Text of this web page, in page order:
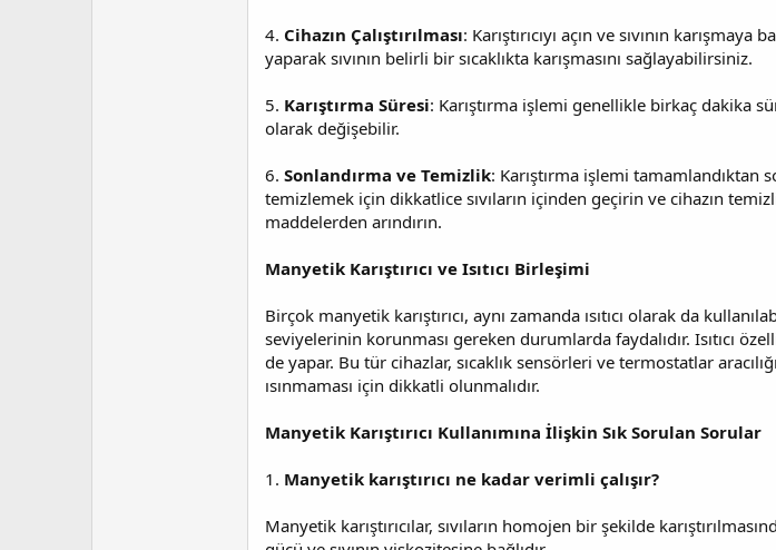
4. Cihazın Çalıştırılması: Karıştırıcıyı açın ve sıvının
yaparak sıvının belirli bir sıcaklıkta karışmasını sağlayabilirsiniz.
5. Karıştırma Süresi: Karıştırma işlemi genellikle birkaç dakika
olarak değişebilir.
6. Sonlandırma ve Temizlik: Karıştırma işlemi tamamlandıktan
temizlemek için dikkatlice sıvıların içinden geçirin ve cihazın
maddelerden arındırın.
Manyetik Karıştırıcı ve Isıtıcı Birleşimi
Birçok manyetik karıştırıcı, aynı zamanda ısıtıcı olarak da
seviyelerinin korunması gereken durumlarda faydalıdır. Isıtıcı
de yapar. Bu tür cihazlar, sıcaklık sensörleri ve termostatlar
ısınmaması için dikkatli olunmalıdır.
Manyetik Karıştırıcı Kullanımına İlişkin Sık Sorulan Sorular
1. Manyetik karıştırıcı ne kadar verimli çalışır?
Manyetik karıştırıcılar, sıvıların homojen bir şekilde